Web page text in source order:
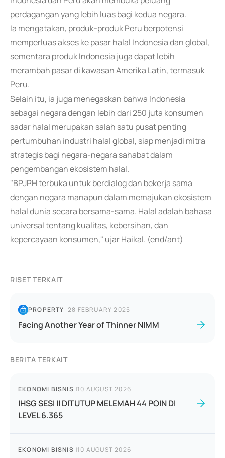
perdagangan yang lebih luas bagi kedua negara.
Ia mengatakan, produk-produk Peru berpotensi
memperluas akses ke pasar halal Indonesia dan global,
sementara produk Indonesia juga dapat lebih
merambah pasar di kawasan Amerika Latin, termasuk
Peru.
Selain itu, ia juga menegaskan bahwa Indonesia
sebagai negara dengan lebih dari 250 juta konsumen
sadar halal merupakan salah satu pusat penting
pertumbuhan industri halal global, siap menjadi mitra
strategis bagi negara-negara sahabat dalam
pengembangan ekosistem halal.
"BPJPH terbuka untuk berdialog dan bekerja sama
dengan negara manapun dalam memajukan ekosistem
halal dunia secara bersama-sama. Halal adalah bahasa
universal tentang kualitas, kebersihan, dan
kepercayaan konsumen," ujar Haikal. (end/ant)
RISET TERKAIT
PROPERTY|28 FEBRUARY 2025
Facing Another Year of Thinner NIMM
BERITA TERKAIT
EKONOMI BISNIS |10 AUGUST 2026
IHSG SESI II DITUTUP MELEMAH 44 POIN DI
LEVEL 6.365
EKONOMI BISNIS |10 AUGUST 2026